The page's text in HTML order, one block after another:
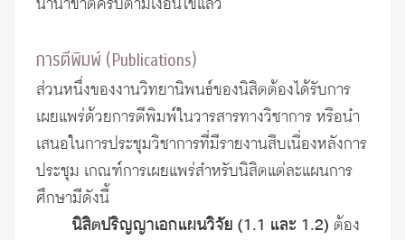
การตีพิมพ์ (Publications)
ส่วนหนึ่งของงานวิทยานิพนธ์ของนิสิตต้องได้รับการ
เผยแพร่ด้วยการตีพิมพ์ในวารสารทางวิชาการ หรือนำ
เสนอในการประชุมวิชาการที่มีรายงานสืบเนื่องหลังการ
ประชุม เกณฑ์การเผยแพร่สำหรับนิสิตแต่ละแผนการ
ศึกษามีดังนี้
นิสิตปริญญาเอกแผนวิจัย (1.1 และ 1.2) ต้อง